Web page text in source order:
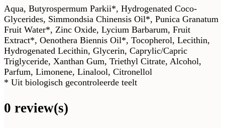
Aqua, Butyrospermum Parkii*, Hydrogenated Coco-
Glycerides, Simmondsia Chinensis Oil*, Punica Granatum
Fruit Water*, Zinc Oxide, Lycium Barbarum, Fruit
Extract*, Oenothera Biennis Oil*, Tocopherol, Lecithin,
Hydrogenated Lecithin, Glycerin, Caprylic/Capric
Triglyceride, Xanthan Gum, Triethyl Citrate, Alcohol,
Parfum, Limonene, Linalool, Citronellol
* Uit biologisch gecontroleerde teelt
0 review(s)